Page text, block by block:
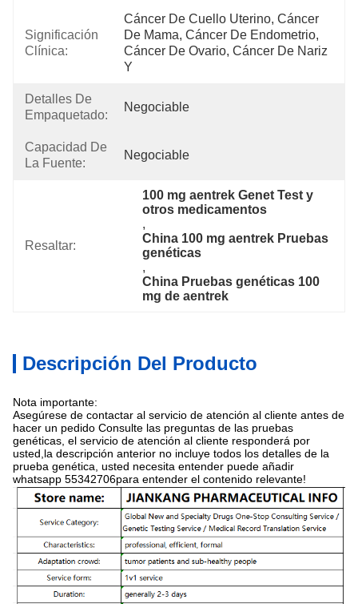
Significación
Clínica:
Cáncer De Cuello Uterino, Cáncer
De Mama, Cáncer De Endometrio,
Cáncer De Ovario, Cáncer De Nariz
Y
Detalles De
Empaquetado:
Negociable
Capacidad De
La Fuente:
Negociable
Resaltar:
100 mg aentrek Genet Test y
otros medicamentos
,
China 100 mg aentrek Pruebas
genéticas
,
China Pruebas genéticas 100
mg de aentrek
Descripción Del Producto
Nota importante:
Asegúrese de contactar al servicio de atención al cliente antes de
hacer un pedido Consulte las preguntas de las pruebas
genéticas, el servicio de atención al cliente responderá por
usted,la descripción anterior no incluye todos los detalles de la
prueba genética, usted necesita entender puede añadir
whatsapp 55342706para entender el contenido relevante!